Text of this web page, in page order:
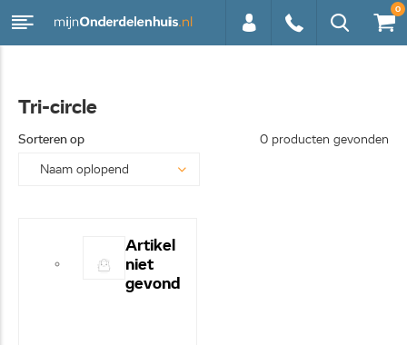
250628
0
Tri-circle
Sorteren op 0 producten gevonden
Artikel
niet
gevond